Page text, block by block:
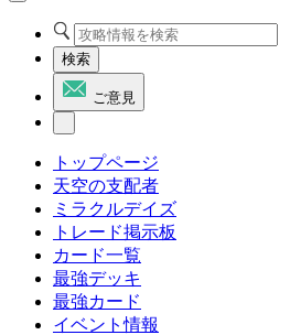
検索
ご意見
トップページ
天空の支配者
ミラクルデイズ
トレード掲示板
カード一覧
最強デッキ
最強カード
イベント情報